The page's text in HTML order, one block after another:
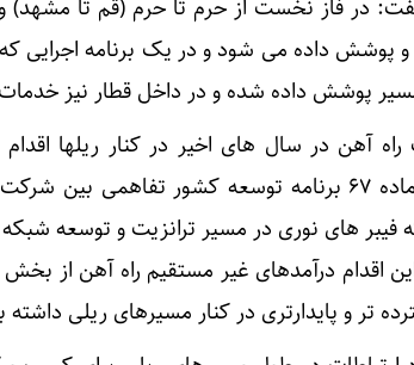
در فاز نخست از حرم تا حرم (قم تا مشهد) و
پوشش داده می شود و در یک برنامه اجرایی
پوشش داده شده و در داخل قطار نیز خدمات
آهن در سال های اخیر در کنار ریلها
است، افزود: بر اساس ماده ۶۷ برنامه توسعه کشور
فیبر های نوری در مسیر ترانزیت و توسعه
اقدام درآمدهای غیر مستقیم راه آهن از
تر و پایدارتری در کنار مسیرهای ریلی داشته